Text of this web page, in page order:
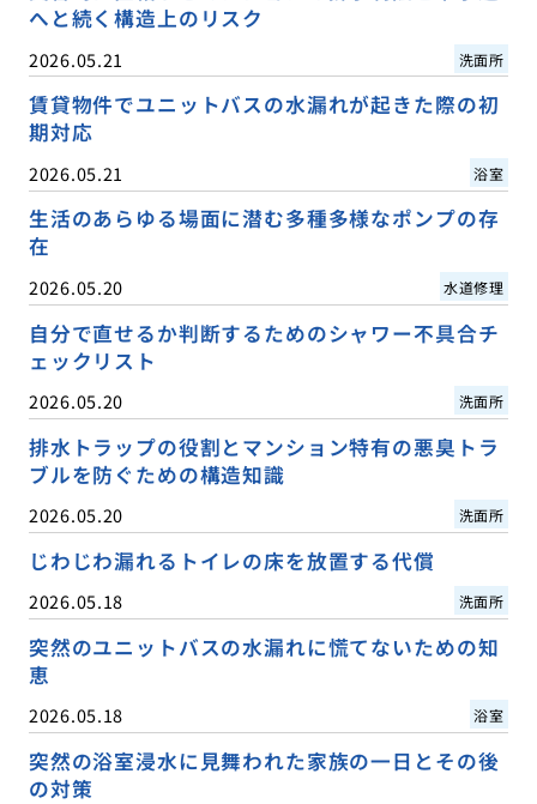
へと続く構造上のリスク
2026.05.21 洗面所
賃貸物件でユニットバスの水漏れが起きた際の初
期対応
2026.05.21 浴室
生活のあらゆる場面に潜む多種多様なポンプの存
在
2026.05.20 水道修理
自分で直せるか判断するためのシャワー不具合チ
ェックリスト
2026.05.20 洗面所
排水トラップの役割とマンション特有の悪臭トラ
ブルを防ぐための構造知識
2026.05.20 洗面所
じわじわ漏れるトイレの床を放置する代償
2026.05.18 洗面所
突然のユニットバスの水漏れに慌てないための知
恵
2026.05.18 浴室
突然の浴室浸水に見舞われた家族の一日とその後
の対策